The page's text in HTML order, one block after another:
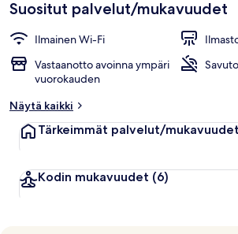
Suositut palvelut/mukavuudet
Ilmainen Wi-Fi
Vastaanotto avoinna ympäri
vuorokauden
Näytä kaikki
Tärkeimmät palvelut/mukavuudet
Kodin mukavuudet (6)